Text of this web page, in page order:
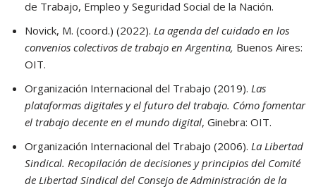
de Trabajo, Empleo y Seguridad Social de la Nación.
Novick, M. (coord.) (2022). La agenda del cuidado en los
convenios colectivos de trabajo en Argentina, Buenos Aires:
OIT.
Organización Internacional del Trabajo (2019). Las
plataformas digitales y el futuro del trabajo. Cómo fomentar
el trabajo decente en el mundo digital, Ginebra: OIT.
Organización Internacional del Trabajo (2006). La Libertad
Sindical. Recopilación de decisiones y principios del Comité
de Libertad Sindical del Consejo de Administración de la